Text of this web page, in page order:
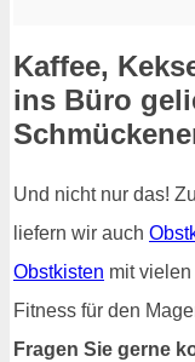
Kaffee,
ins Büro
Und nicht nur das!
liefern wir auch
Obstkisten mit
Fitness für den
Fragen Sie gerne